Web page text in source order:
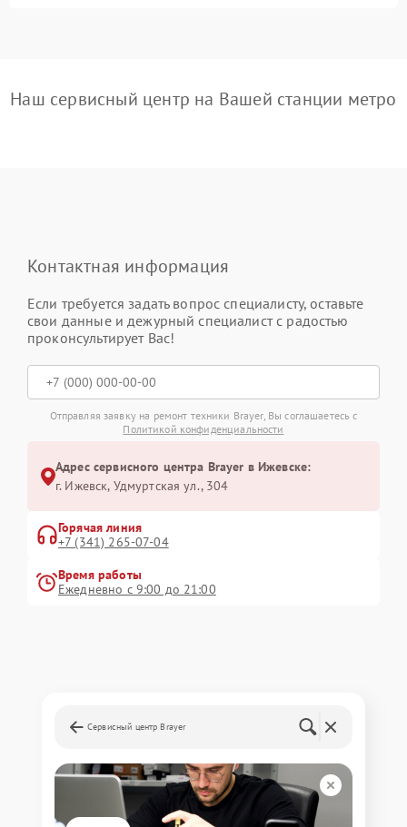
Наш сервисный центр на Вашей станции метро
Контактная информация
Если требуется задать вопрос специалисту, оставьте
свои данные и дежурный специалист с радостью
проконсультирует Вас!
Отправляя заявку на ремонт техники Brayer, Вы соглашаетесь с
Политикой конфиденциальности
Адрес сервисного центра Brayer в Ижевске:
г. Ижевск, Удмуртская ул., 304
Горячая линия
+7 (341) 265-07-04
Время работы
Ежедневно с 9:00 до 21:00
Сервисный центр Brayer